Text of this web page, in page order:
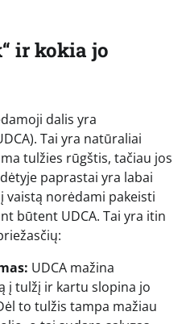
ir kokia jo
dalis yra
Tai yra natūraliai
tulžies rūgštis, tačiau jos
paprastai yra labai
vaistą norėdami pakeisti
būtent UDCA. Tai yra itin
UDCA mažina
į tulžį ir kartu slopina jo
to tulžis tampa mažiau